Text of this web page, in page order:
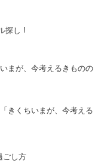
探し !
まが、今考えるきものの
きくちいまが、今考える
ごし方